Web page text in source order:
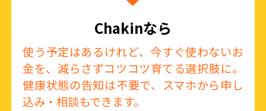
Chakinなら
使う予定はあるけれど、今すぐ使わないお
金を、減らさずコツコツ育てる選択肢に。
健康状態の告知は不要で、スマホから申し
込み・相談もできます。